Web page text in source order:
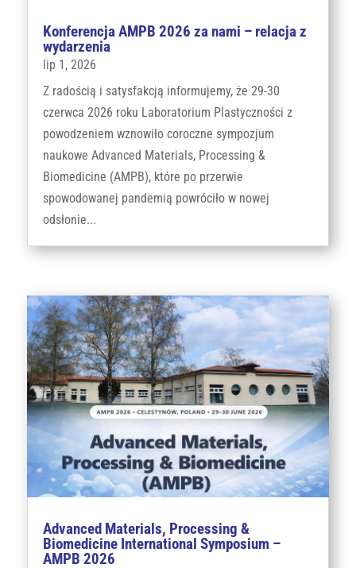
Konferencja AMPB 2026 za nami – relacja z
wydarzenia
lip 1, 2026
Z radością i satysfakcją informujemy, że 29-30
czerwca 2026 roku Laboratorium Plastyczności z
powodzeniem wznowiło coroczne sympozjum
naukowe Advanced Materials, Processing &
Biomedicine (AMPB), które po przerwie
spowodowanej pandemią powróciło w nowej
odsłonie...
Advanced Materials, Processing &
Biomedicine International Symposium –
AMPB 2026